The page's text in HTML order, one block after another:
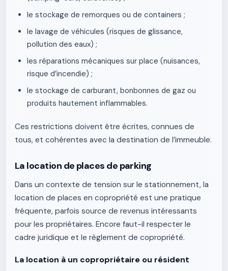
le stockage de remorques ou de containers ;
le lavage de véhicules (risques de glissance,
pollution des eaux) ;
les réparations mécaniques sur place (nuisances,
risque d’incendie) ;
le stockage de carburant, bonbonnes de gaz ou
produits hautement inflammables.
Ces restrictions doivent être écrites, connues de
tous, et cohérentes avec la destination de l’immeuble.
La location de places de parking
Dans un contexte de tension sur le stationnement, la
location de places en copropriété est une pratique
fréquente, parfois source de revenus intéressants
pour les propriétaires. Encore faut-il respecter le
cadre juridique et le règlement de copropriété.
La location à un copropriétaire ou résident